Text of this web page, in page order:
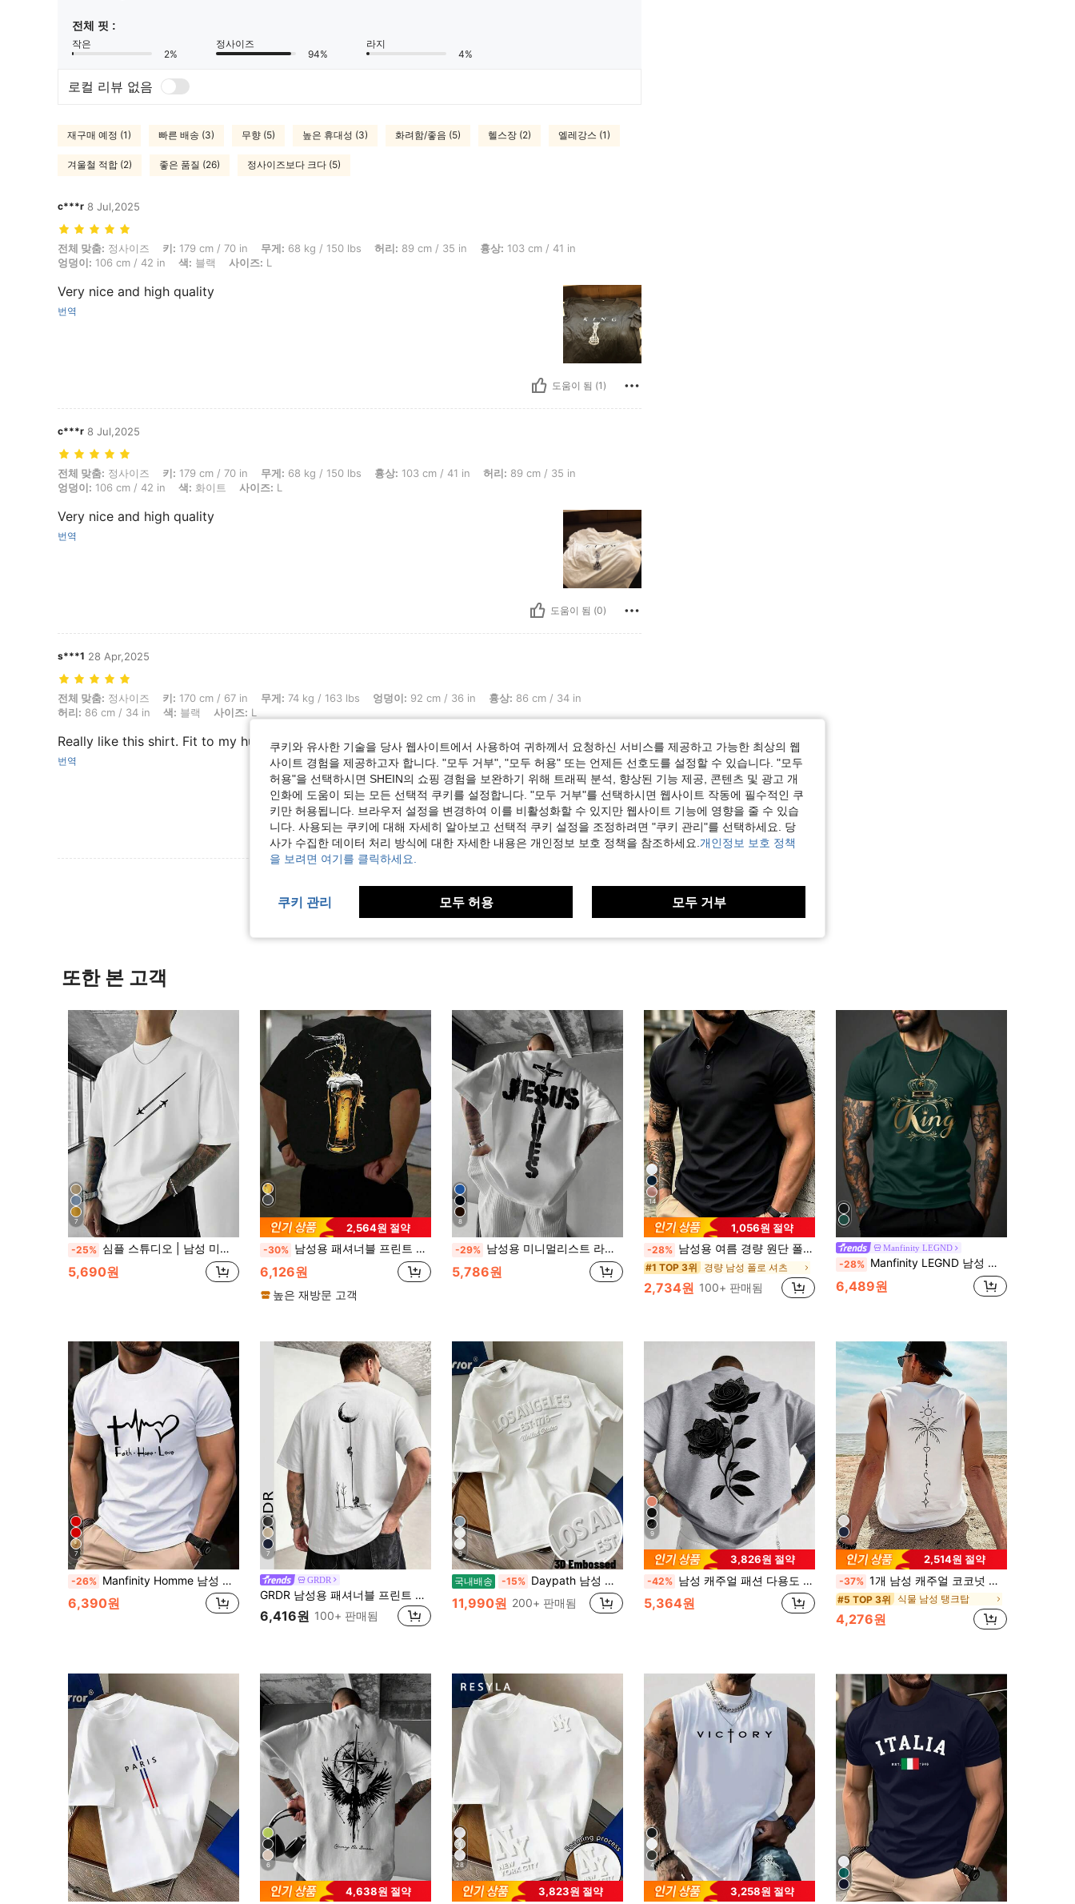
전체 핏 :
작은
2%
정사이즈
94%
라지
4%
로컬 리뷰 없음
재구매 예정 (1) 빠른 배송 (3) 무향 (5) 높은 휴대성 (3) 화려함/좋음 (5) 헬스장 (2) 엘레강스 (1)
겨울철 적합 (2) 좋은 품질 (26) 정사이즈보다 크다 (5)
c***r 8 Jul,2025
전체 맞춤: 정사이즈, 키: 179 cm / 70 in, 무게: 68 kg / 150 lbs, 허리: 89 cm / 35 in, 흉상: 103 cm / 41 in, 엉덩이: 106 cm / 42 in, 색: 블랙, 사이즈: L
전체 맞춤: 정사이즈 키: 179 cm / 70 in 무게: 68 kg / 150 lbs 허리: 89 cm / 35 in 흉상: 103 cm / 41 in
엉덩이: 106 cm / 42 in 색: 블랙 사이즈: L
Very nice and high quality
번역
도움이 됨 (1)
c***r 8 Jul,2025
전체 맞춤: 정사이즈, 키: 179 cm / 70 in, 무게: 68 kg / 150 lbs, 흉상: 103 cm / 41 in, 허리: 89 cm / 35 in, 엉덩이: 106 cm / 42 in, 색: 화이트, 사이즈: L
전체 맞춤: 정사이즈 키: 179 cm / 70 in 무게: 68 kg / 150 lbs 흉상: 103 cm / 41 in 허리: 89 cm / 35 in
엉덩이: 106 cm / 42 in 색: 화이트 사이즈: L
Very nice and high quality
번역
도움이 됨 (0)
s***1 28 Apr,2025
전체 맞춤: 정사이즈, 키: 170 cm / 67 in, 무게: 74 kg / 163 lbs, 엉덩이: 92 cm / 36 in, 흉상: 86 cm / 34 in, 허리: 86 cm / 34 in, 색: 블랙, 사이즈: L
전체 맞춤: 정사이즈 키: 170 cm / 67 in 무게: 74 kg / 163 lbs 엉덩이: 92 cm / 36 in 흉상: 86 cm / 34 in
허리: 86 cm / 34 in 색: 블랙 사이즈: L
Really like this shirt. Fit to my husband. Nice! Thank you seller and God bless🥰
번역
도움이 됨 (0)
또한 본 고객
7
-25% 심플 스튜디오 | 남성 미니멀리스트 프린트 반팔 티셔츠 | 여름 착용에 적합 | 편안하고 통기성 | 스타일
5,690원
2,564원 절약
-30% 남성용 패셔너블 프린트 루즈핏 반팔 티셔츠 | 절묘한 디자인 | 여름 필수품 | 페어링하기 쉽고, 당신의 스타일을 과시합니다
6,126원
높은 재방문 고객
8
-29% 남성용 미니멀리스트 라운드 넥 레터 & 예수 그래픽 프린트 반팔 캐주얼 티셔츠, 화이트, 여름
5,786원
14
1,056원 절약
-28% 남성용 여름 경량 원단 폴로 셔츠 | 슬림핏 반팔 솔리드 컬러 칼라 탑, 일상, 출퇴근, 사무실, 가벼운 스포츠 및 비치웨어에 적합, 스마트 캐주얼
#1 TOP 3위 경량 남성 폴로 셔츠
2,734원 100+ 판매됨
Manfinity LEGND
-28% Manfinity LEGND 남성 여름 캐주얼 레터와 왕관 프린트 크루넥 반팔 티셔츠
6,489원
7
-26% Manfinity Homme 남성 캐주얼 레터 프린트 라운드 넥 반팔 티셔츠, 여름
6,390원
7
GRDR
GRDR 남성용 패셔너블 프린트 루즈 반팔 티셔츠 | 정교한 디자인 | 여름 필수품 | 매치하기 쉬움, 당신의 스타일을 뽐내세요
6,416원 100+ 판매됨
9
국내배송 -15% Daypath 남성 캐주얼 솔리드 컬러 레터 엠보싱 티셔츠, 여름
11,990원 200+ 판매됨
9
3,826원 절약
-42% 남성 캐주얼 패션 다용도 장미꽃 프린트 라운드 넥 반팔 티셔츠, 여름
5,364원
2,514원 절약
-37% 1개 남성 캐주얼 코코넛 나무 프린트 라운드 넥 탱크 탑, 여름
#5 TOP 3위 식물 남성 탱크탑
4,276원
6
4,638원 절약
28
3,823원 절약
4
3,258원 절약
쿠키와 유사한 기술을 당사 웹사이트에서 사용하여 귀하께서 요청하신 서비스를 제공하고 가능한 최상의 웹
사이트 경험을 제공하고자 합니다. "모두 거부", "모두 허용" 또는 언제든 선호도를 설정할 수 있습니다. "모두
허용"을 선택하시면 SHEIN의 쇼핑 경험을 보완하기 위해 트래픽 분석, 향상된 기능 제공, 콘텐츠 및 광고 개
인화에 도움이 되는 모든 선택적 쿠키를 설정합니다. "모두 거부"를 선택하시면 웹사이트 작동에 필수적인 쿠
키만 허용됩니다. 브라우저 설정을 변경하여 이를 비활성화할 수 있지만 웹사이트 기능에 영향을 줄 수 있습
니다. 사용되는 쿠키에 대해 자세히 알아보고 선택적 쿠키 설정을 조정하려면 "쿠키 관리"를 선택하세요. 당
사가 수집한 데이터 처리 방식에 대한 자세한 내용은 개인정보 보호 정책을 참조하세요. 개인정보 보호 정책
을 보려면 여기를 클릭하세요.
쿠키 관리 모두 허용 모두 거부